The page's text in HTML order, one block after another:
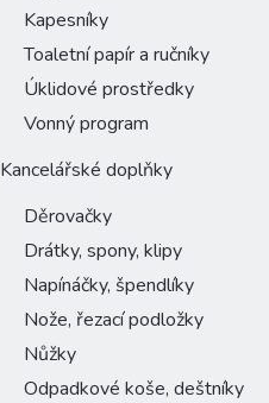
Kapesníky
Toaletní papír a ručníky
Úklidové prostředky
Vonný program
Kancelářské doplňky
Děrovačky
Drátky, spony, klipy
Napínáčky, špendlíky
Nože, řezací podložky
Nůžky
Odpadkové koše, deštníky